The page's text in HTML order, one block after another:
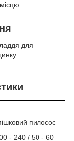
для
пилосос
- 240 / 50 - 60